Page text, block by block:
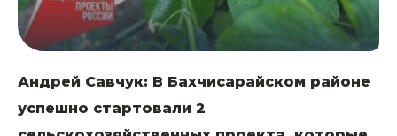
Андрей Савчук: В Бахчисарайском районе
успешно стартовали 2